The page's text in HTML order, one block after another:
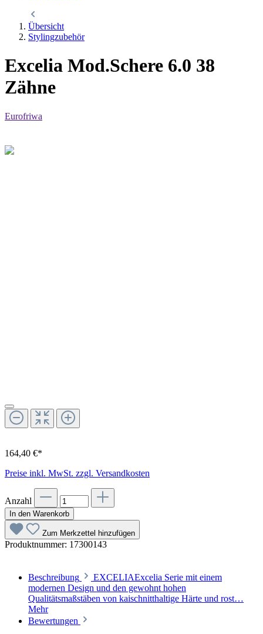
Übersicht
Stylingzubehör
Excelia Mod.Schere 6.0 38
Zähne
Eurofriwa
164,40 €*
Preise inkl. MwSt. zzgl. Versandkosten
Anzahl
In den Warenkorb
Zum Merkzettel hinzufügen
Produktnummer: 17300143
Beschreibung
EXCELIAExcelia Serie mit einem
modernen Design und den gewohnt hohen
Qualitätsmaßstäben von kaischnitthaltige Härte und rost…
Mehr
Bewertungen